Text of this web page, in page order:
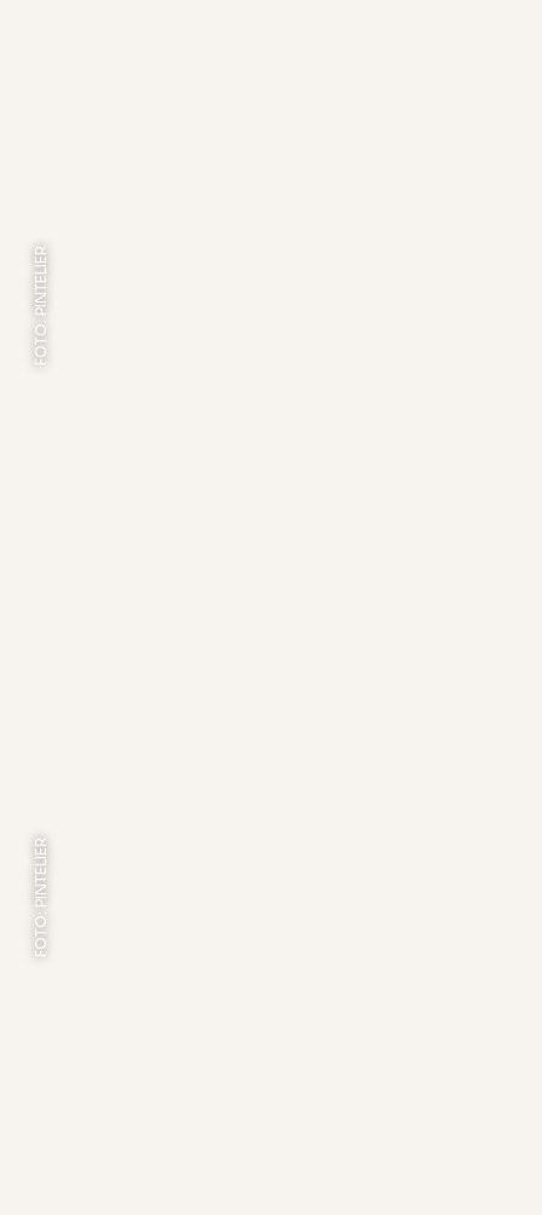
FOTO: PINTELIER
FOTO: PINTELIER